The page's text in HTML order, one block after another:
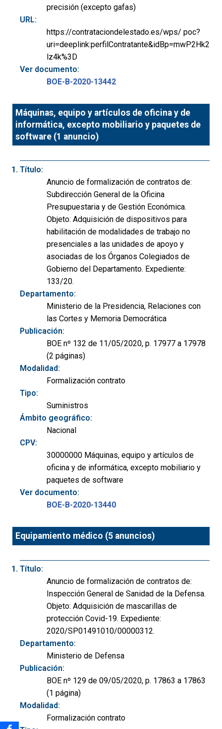
precisión (excepto gafas)
URL:
https://contrataciondelestado.es/wps/ poc?
uri=deeplink:perfilContratante&idBp=mwP2Hk2
lz4k%3D
Ver documento:
BOE-B-2020-13442
Máquinas, equipo y artículos de oficina y de
informática, excepto mobiliario y paquetes de
software (1 anuncio)
Título:
Anuncio de formalización de contratos de:
Subdirección General de la Oficina
Presupuestaria y de Gestión Económica.
Objeto: Adquisición de dispositivos para
habilitación de modalidades de trabajo no
presenciales a las unidades de apoyo y
asociadas de los Órganos Colegiados de
Gobierno del Departamento. Expediente:
133/20.
Departamento:
Ministerio de la Presidencia, Relaciones con
las Cortes y Memoria Democrática
Publicación:
BOE nº 132 de 11/05/2020, p. 17977 a 17978
(2 páginas)
Modalidad:
Formalización contrato
Tipo:
Suministros
Ámbito geográfico:
Nacional
CPV:
30000000 Máquinas, equipo y artículos de
oficina y de informática, excepto mobiliario y
paquetes de software
Ver documento:
BOE-B-2020-13440
Equipamiento médico (5 anuncios)
Título:
Anuncio de formalización de contratos de:
Inspección General de Sanidad de la Defensa.
Objeto: Adquisición de mascarillas de
protección Covid-19. Expediente:
2020/SP01491010/00000312.
Departamento:
Ministerio de Defensa
Publicación:
BOE nº 129 de 09/05/2020, p. 17863 a 17863
(1 página)
Modalidad:
Formalización contrato